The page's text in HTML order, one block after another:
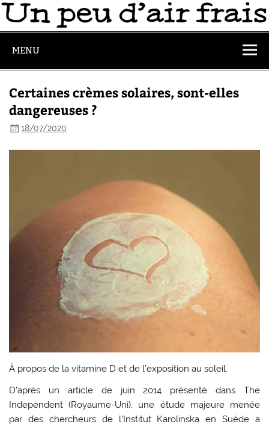
MENU
Certaines crèmes solaires, sont-elles
dangereuses ?
18/07/2020
À propos de la vitamine D et de l’exposition au soleil.
D’après un article de juin 2014 présenté dans The
Independent (Royaume-Uni), une étude majeure menée
par des chercheurs de l’Institut Karolinska en Suède a